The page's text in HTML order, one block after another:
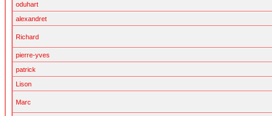
oduhart
alexandret
Richard
pierre-yves
patrick
Lison
Marc